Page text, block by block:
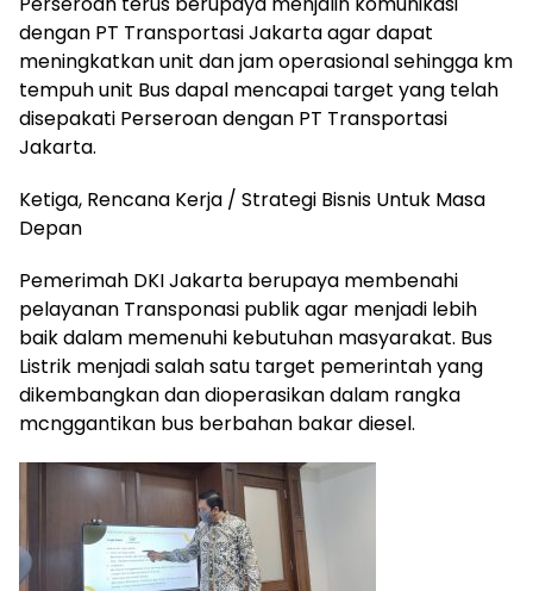
dengan PT Transportasi Jakarta agar dapat
meningkatkan unit dan jam operasional sehingga km
tempuh unit Bus dapal mencapai target yang telah
disepakati Perseroan dengan PT Transportasi
Jakarta.
Ketiga, Rencana Kerja / Strategi Bisnis Untuk Masa
Depan
Pemerimah DKI Jakarta berupaya membenahi
pelayanan Transponasi publik agar menjadi lebih
baik dalam memenuhi kebutuhan masyarakat. Bus
Listrik menjadi salah satu target pemerintah yang
dikembangkan dan dioperasikan dalam rangka
mcnggantikan bus berbahan bakar diesel.